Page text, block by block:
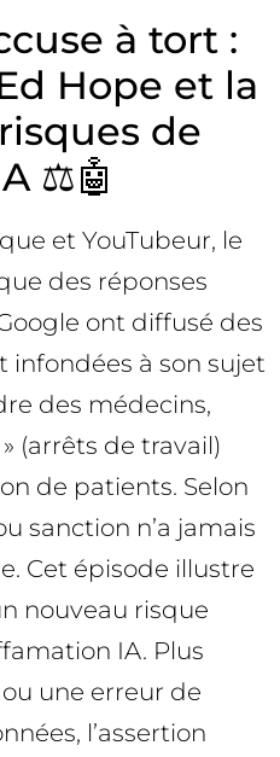
à tort :
Hope et la
de
⚖️🤖
et YouTubeur, le
des réponses
ont diffusé des
infondées à son sujet
des médecins,
(arrêts de travail)
de patients. Selon
sanction n’a jamais
Cet épisode illustre
nouveau risque
IA. Plus
une erreur de
l’assertion